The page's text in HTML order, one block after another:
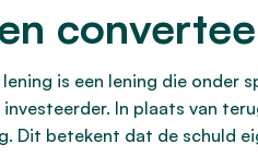
is een lening die onder
investeerder. In plaats van
Dit betekent dat de schuld